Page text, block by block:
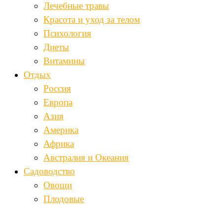
Лечебные травы
Красота и уход за телом
Психология
Диеты
Витамины
Отдых
Россия
Европа
Азия
Америка
Африка
Австралия и Океания
Садоводство
Овощи
Плодовые